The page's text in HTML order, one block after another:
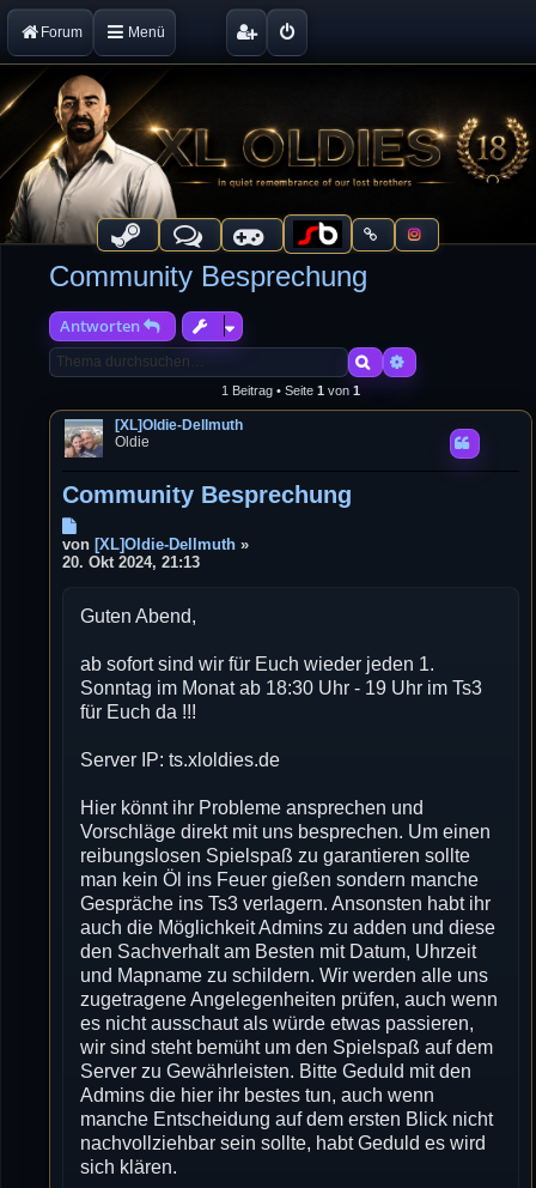
Forum Menü
Community Besprechung
Antworten
SucheErweiterte Suche
1 Beitrag • Seite 1 von 1
[XL]Oldie-Dellmuth
Oldie
Community Besprechung
e
a
von [XL]Oldie-Dellmuth »
20. Okt 2024, 21:13
Guten Abend,
ab sofort sind wir für Euch wieder jeden 1.
Sonntag im Monat ab 18:30 Uhr - 19 Uhr im Ts3
für Euch da !!!
Server IP: ts.xloldies.de
Hier könnt ihr Probleme ansprechen und
Vorschläge direkt mit uns besprechen. Um einen
reibungslosen Spielspaß zu garantieren sollte
man kein Öl ins Feuer gießen sondern manche
Gespräche ins Ts3 verlagern. Ansonsten habt ihr
auch die Möglichkeit Admins zu adden und diese
den Sachverhalt am Besten mit Datum, Uhrzeit
und Mapname zu schildern. Wir werden alle uns
zugetragene Angelegenheiten prüfen, auch wenn
es nicht ausschaut als würde etwas passieren,
wir sind steht bemüht um den Spielspaß auf dem
Server zu Gewährleisten. Bitte Geduld mit den
Admins die hier ihr bestes tun, auch wenn
manche Entscheidung auf dem ersten Blick nicht
nachvollziehbar sein sollte, habt Geduld es wird
sich klären.